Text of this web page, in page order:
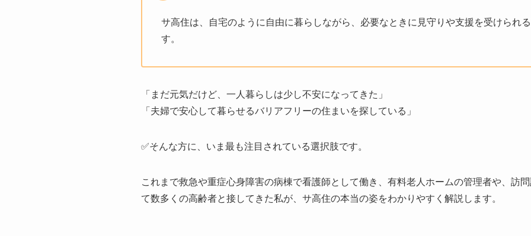
サ高住は、自宅のように自由に暮らしながら、必要なときに見守りや支援を受けられ
す。
「まだ元気だけど、一人暮らしは少し不安になってきた」
「夫婦で安心して暮らせるバリアフリーの住まいを探している」
✅そんな方に、いま最も注目されている選択肢です。
これまで救急や重症心身障害の病棟で看護師として働き、有料老人ホームの管理者や、訪
て数多くの高齢者と接してきた私が、サ高住の本当の姿をわかりやすく解説します。